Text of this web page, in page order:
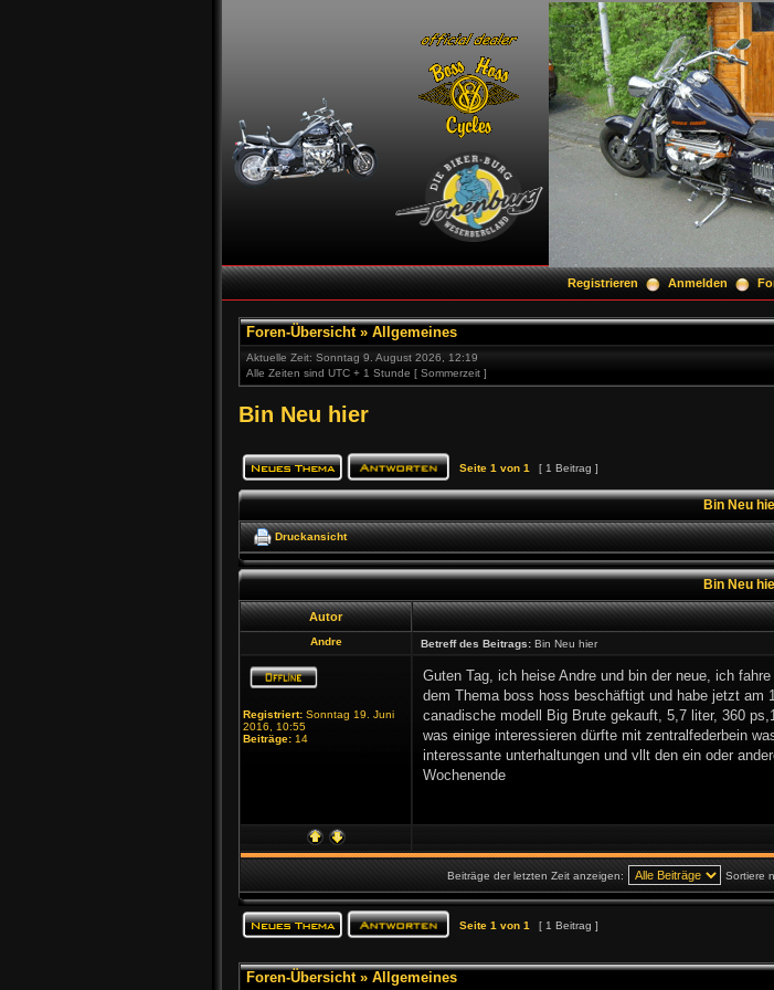
Registrieren Anmelden
Foren-Übersicht» Allgemeines
Aktuelle Zeit: Sonntag 9. August 2026, 12:19
Alle Zeiten sind UTC + 1 Stunde [ Sommerzeit ]
Bin Neu hier
Seite 1 von 1 [ 1 Beitrag ]
Bin Neu
Druckansicht
Bin Neu
Autor
Andre Betreff des Beitrags: Bin Neu hier
Registriert: Sonntag 19. Juni
2016, 10:55
Beiträge: 14
Guten Tag, ich heise Andre und bin der neue, ich
dem Thema boss hoss beschäftigt und habe jetzt am
canadische modell Big Brute gekauft, 5,7 liter, 360
was einige interessieren dürfte mit zentralfederbein
interessante unterhaltungen und vllt den ein oder
Wochenende
Beiträge der letzten Zeit anzeigen: Sortiere
Seite 1 von 1 [ 1 Beitrag ]
Foren-Übersicht» Allgemeines